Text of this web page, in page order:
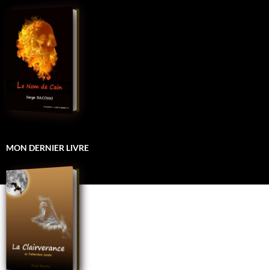
MON DERNIER LIVRE